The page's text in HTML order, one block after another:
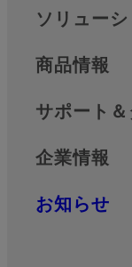
クイックリ
ソリューシ
商品情報
サポート
企業情報
お知らせ